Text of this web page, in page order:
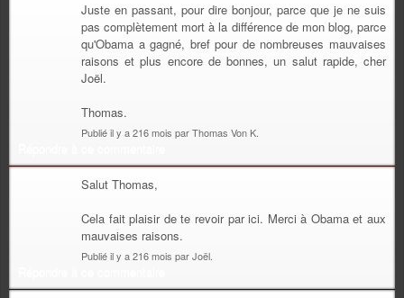
Juste en passant, pour dire bonjour, parce que je ne suis
pas complètement mort à la différence de mon blog, parce
qu'Obama a gagné, bref pour de nombreuses mauvaises
raisons et plus encore de bonnes, un salut rapide, cher
Joël.
Thomas.
Publié il y a 216 mois par Thomas Von K.
Salut Thomas,
Cela fait plaisir de te revoir par ici. Merci à Obama et aux
mauvaises raisons.
Publié il y a 216 mois par Joël.